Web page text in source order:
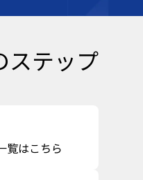
ステップ
覧はこちら